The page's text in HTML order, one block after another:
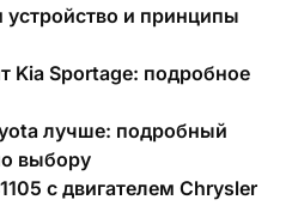
и принципы
Kia Sportage: подробное
лучше: подробный
выбору
с двигателем Chrysler